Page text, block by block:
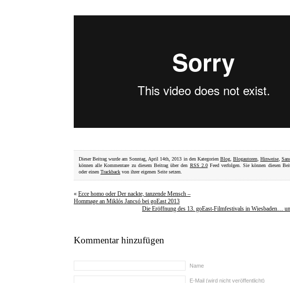
Dieser Beitrag wurde am Sonntag, April 14th, 2013 in den Kategorien Blog, Blogautoren, Hinweise,
können alle Kommentare zu diesem Beitrag über den RSS 2.0Feed verfolgen. Sie können diesen
oder einen Trackback von ihrer eigenen Seite setzen.
« Ecce homo oder Der nackte, tanzende Mensch –
Hommage an Miklós Jancsó bei goEast 2013
Die Eröffnung des 13. goEast-Filmfestivals in Wiesbaden…
Kommentar hinzufügen
Name
E-Mail (wird nicht veröffentlicht)